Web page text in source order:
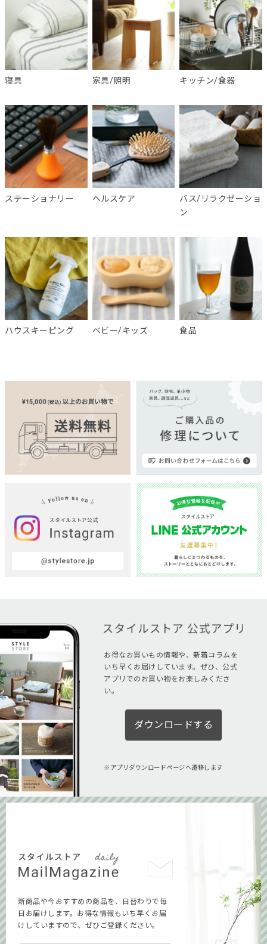
寝具 家具/照明 キッチン/食器
ステーショナリー ヘルスケア
バス/リラクゼーショ
ン
ハウスキーピング ベビー/キッズ 食品
お得なお買いもの情報や、新着コラムを
いち早くお届けしています。ぜひ、公式
アプリでのお買い物をお楽しみくださ
い。
ダウンロードする
アプリダウンロードページへ遷移します
新商品や今おすすめの商品を、日替わりで毎
日お届けします。お得な情報もいち早くお届
けしていますので、ぜひご登録ください。